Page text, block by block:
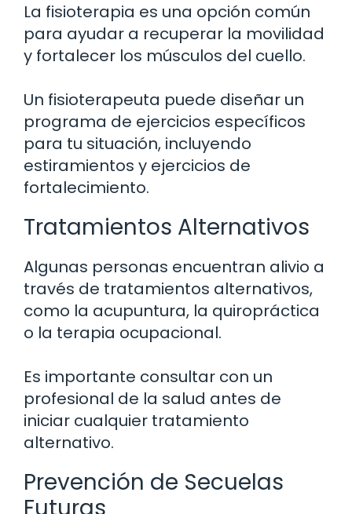
La fisioterapia es una opción común
para ayudar a recuperar la movilidad
y fortalecer los músculos del cuello.
Un fisioterapeuta puede diseñar un
programa de ejercicios específicos
para tu situación, incluyendo
estiramientos y ejercicios de
fortalecimiento.
Tratamientos Alternativos
Algunas personas encuentran alivio a
través de tratamientos alternativos,
como la acupuntura, la quiropráctica
o la terapia ocupacional.
Es importante consultar con un
profesional de la salud antes de
iniciar cualquier tratamiento
alternativo.
Prevención de Secuelas